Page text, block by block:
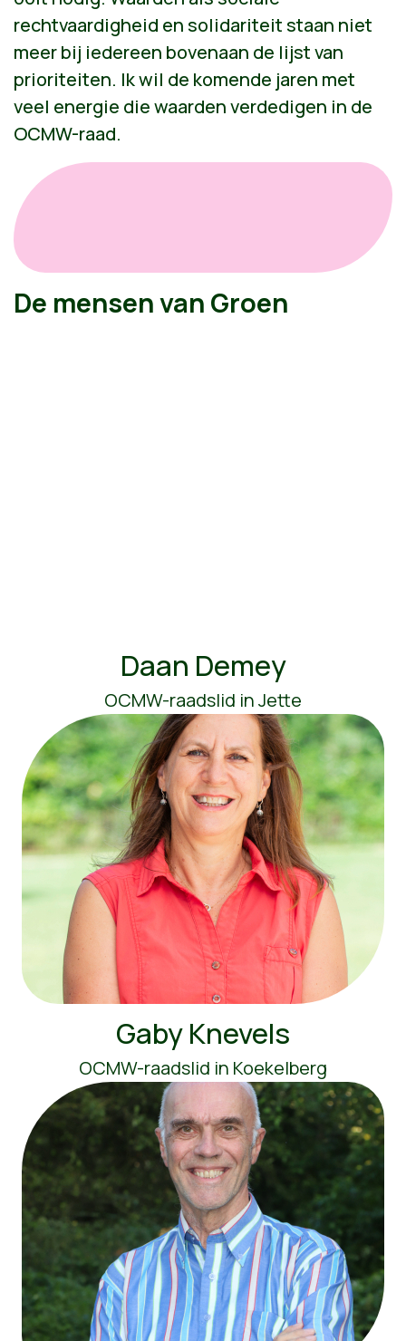
rechtvaardigheid en solidariteit staan niet
meer bij iedereen bovenaan de lijst van
prioriteiten. Ik wil de komende jaren met
veel energie die waarden verdedigen in de
OCMW-raad.
De mensen van Groen
Daan Demey
OCMW-raadslid in Jette
Gaby Knevels
OCMW-raadslid in Koekelberg